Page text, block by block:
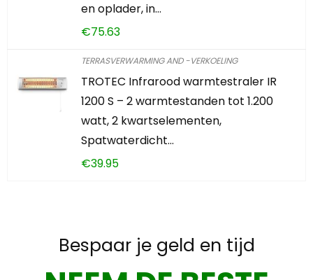
en oplader, in…
€75.63
TERRASVERWARMING AND -VERKOELING
TROTEC Infrarood warmtestraler IR
1200 S – 2 warmtestanden tot 1.200
watt, 2 kwartselementen,
Spatwaterdicht…
€39.95
Bespaar je geld en tijd